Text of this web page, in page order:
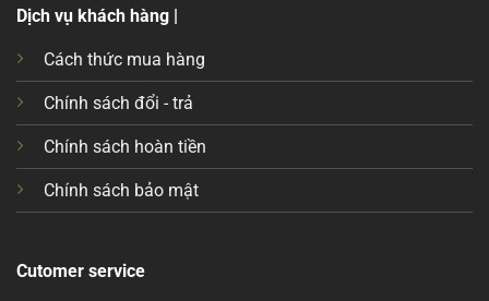
Dịch vụ khách hàng |
Cách thức mua hàng
Chính sách đổi - trả
Chính sách hoàn tiền
Chính sách bảo mật
Cutomer service